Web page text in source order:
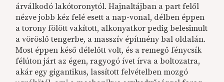
árválkodó lakótoronytól. Hajnaltájban a part felől
nézve jobb kéz felé esett a nap-vonal, délben éppen
a torony fölött vakított, alkonyatkor pedig belesimult
a vöröslő tengerbe, a masszív építmény bal oldalán.
Most éppen késő délelőtt volt, és a remegő fénycsík
félúton járt az égen, ragyogó ívet írva a boltozatra,
akár egy gigantikus, lassított felvételben mozgó